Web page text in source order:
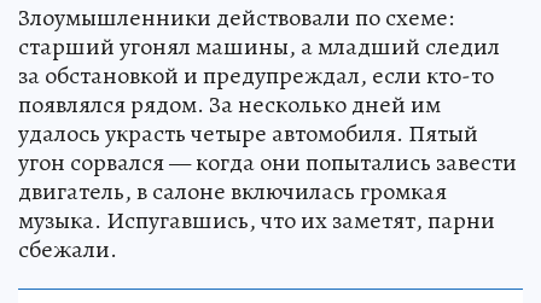
Злоумышленники действовали по схеме:
старший угонял машины, а младший следил
за обстановкой и предупреждал, если кто-то
появлялся рядом. За несколько дней им
удалось украсть четыре автомобиля. Пятый
угон сорвался — когда они попытались завести
двигатель, в салоне включилась громкая
музыка. Испугавшись, что их заметят, парни
сбежали.